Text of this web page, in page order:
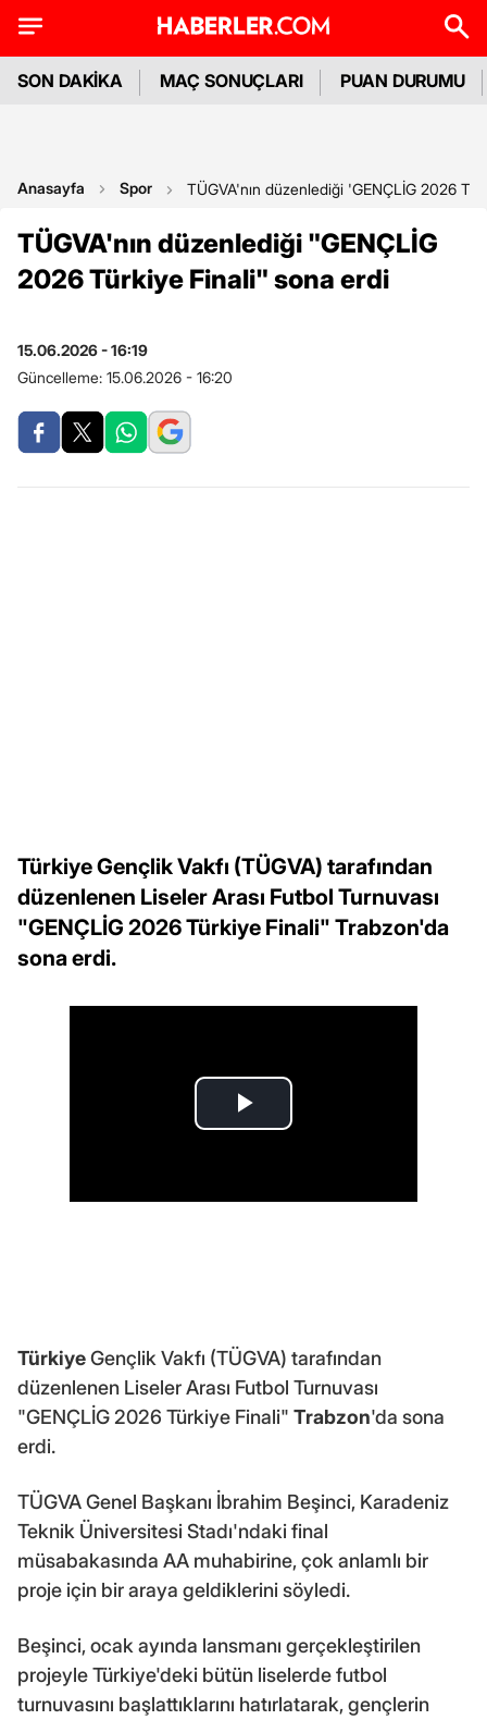
SON DAKİKA MAÇ SONUÇLARI PUAN DURUMU
Anasayfa Spor TÜGVA'nın düzenlediği 'GENÇLİG 2026
TÜGVA'nın düzenlediği "GENÇLİG
2026 Türkiye Finali" sona erdi
15.06.2026 - 16:19
Güncelleme: 15.06.2026 - 16:20
Türkiye Gençlik Vakfı (TÜGVA) tarafından
düzenlenen Liseler Arası Futbol Turnuvası
"GENÇLİG 2026 Türkiye Finali" Trabzon'da
sona erdi.
TürkiyeGençlik Vakfı (TÜGVA) tarafından
düzenlenen Liseler Arası Futbol Turnuvası
"GENÇLİG 2026 Türkiye Finali" Trabzon'da sona
erdi.
TÜGVA Genel Başkanı İbrahim Beşinci, Karadeniz
Teknik Üniversitesi Stadı'ndaki final
müsabakasında AA muhabirine, çok anlamlı bir
proje için bir araya geldiklerini söyledi.
Beşinci, ocak ayında lansmanı gerçekleştirilen
projeyle Türkiye'deki bütün liselerde futbol
turnuvasını başlattıklarını hatırlatarak, gençlerin